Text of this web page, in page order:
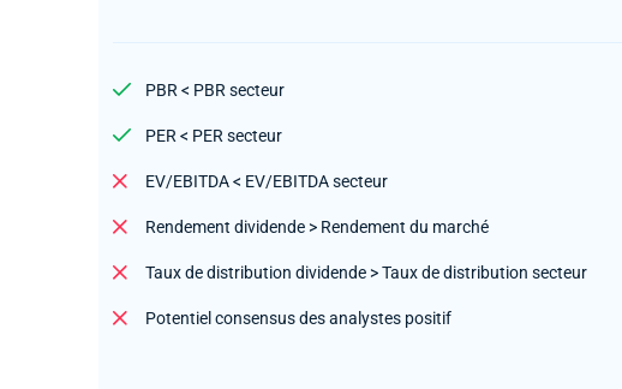
PBR < PBR secteur
PER < PER secteur
EV/EBITDA < EV/EBITDA secteur
Rendement dividende > Rendement du marché
Taux de distribution dividende > Taux de distribution secteur
Potentiel consensus des analystes positif